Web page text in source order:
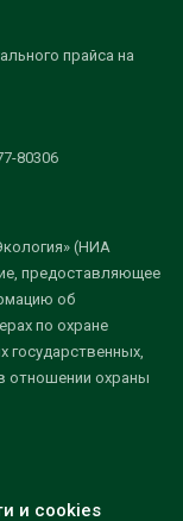
прайса на
80306
(НИА
предоставляющее
об
по охране
государственных,
отношении охраны
и cookies